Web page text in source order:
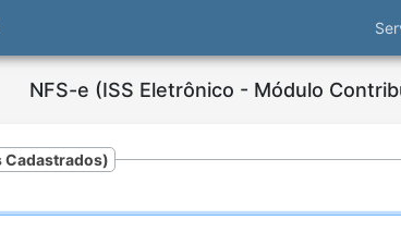
NFS-e (ISS Eletrônico - Módulo
Cadastrados)